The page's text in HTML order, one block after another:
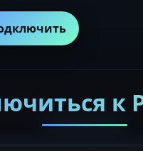
к